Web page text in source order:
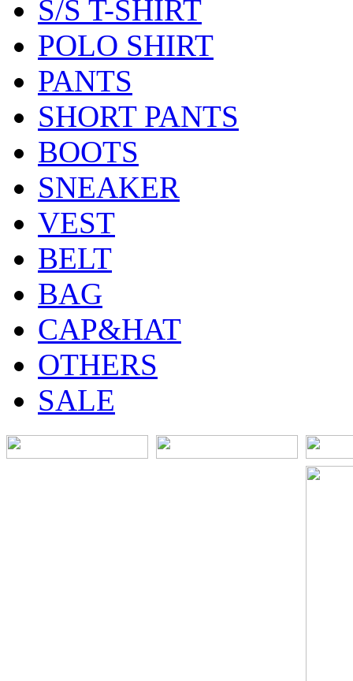
S/S T-SHIRT
POLO SHIRT
PANTS
SHORT PANTS
BOOTS
SNEAKER
VEST
BELT
BAG
CAP&HAT
OTHERS
SALE